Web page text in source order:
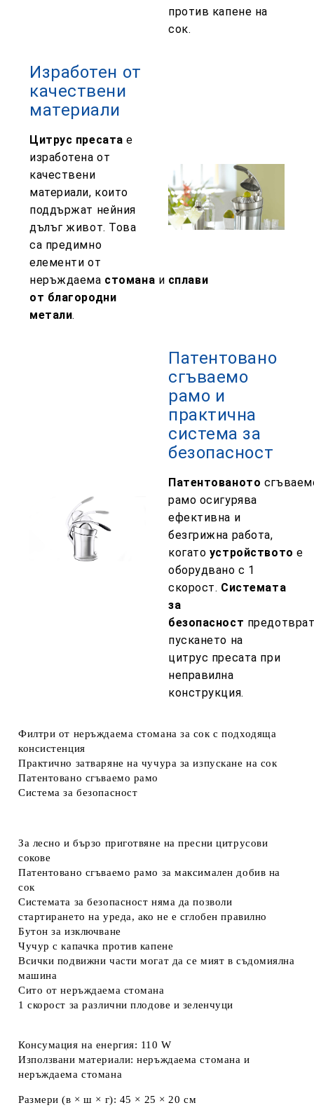
против капене на
сок.
Изработен от
качествени
материали
Цитрус пресата е
изработена от
качествени
материали, които
поддържат нейния
дълъг живот. Това
са предимно
елементи от
неръждаема стомана и сплави
от благородни
метали.
Патентовано
сгъваемо
рамо и
практична
система за
безопасност
Патентованото
рамо осигурява
ефективна и
безгрижна работа,
когато устройството е
оборудвано с 1
скорост. Системата
за
безопасност
пускането на
цитрус пресата при
неправилна
конструкция.
Филтри от неръждаема стомана за сок с подходяща
консистенция
Практично затваряне на чучура за изпускане на сок
Патентовано сгъваемо рамо
Система за безопасност
За лесно и бързо приготвяне на пресни цитрусови
сокове
Патентовано сгъваемо рамо за максимален добив на
сок
Системата за безопасност няма да позволи
стартирането на уреда, ако не е сглобен правилно
Бутон за изключване
Чучур с капачка против капене
Всички подвижни части могат да се мият в съдомиялна
машина
Сито от неръждаема стомана
1 скорост за различни плодове и зеленчуци
Консумация на енергия: 110 W
Използвани материали: неръждаема стомана и
неръждаема стомана
Размери (в × ш × г): 45 × 25 × 20 см